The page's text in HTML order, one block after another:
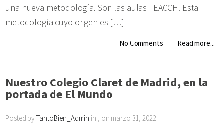
una nueva metodología. Son las aulas TEACCH. Esta
metodología cuyo origen es […]
No Comments Read more...
Nuestro Colegio Claret de Madrid, en la
portada de El Mundo
Posted byTantoBien_Admin in , on marzo 31, 2022